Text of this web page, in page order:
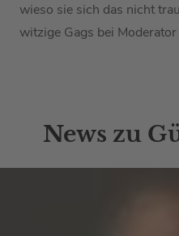
wieso sie sich das nicht
witzige Gags bei Moderator
News zu